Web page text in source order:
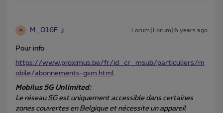
M M_016F Forum|Forum|6 years ago
Pour info
https://www.proximus.be/fr/id_cr_msub/particuliers/m
obile/abonnements-gsm.html
Mobilus 5G Unlimited:
Le réseau 5G est uniquement accessible dans certaines
zones couvertes en Belgique et nécessite un appareil